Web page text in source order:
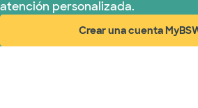
atención personalizada.
Crear una cuenta(abre en